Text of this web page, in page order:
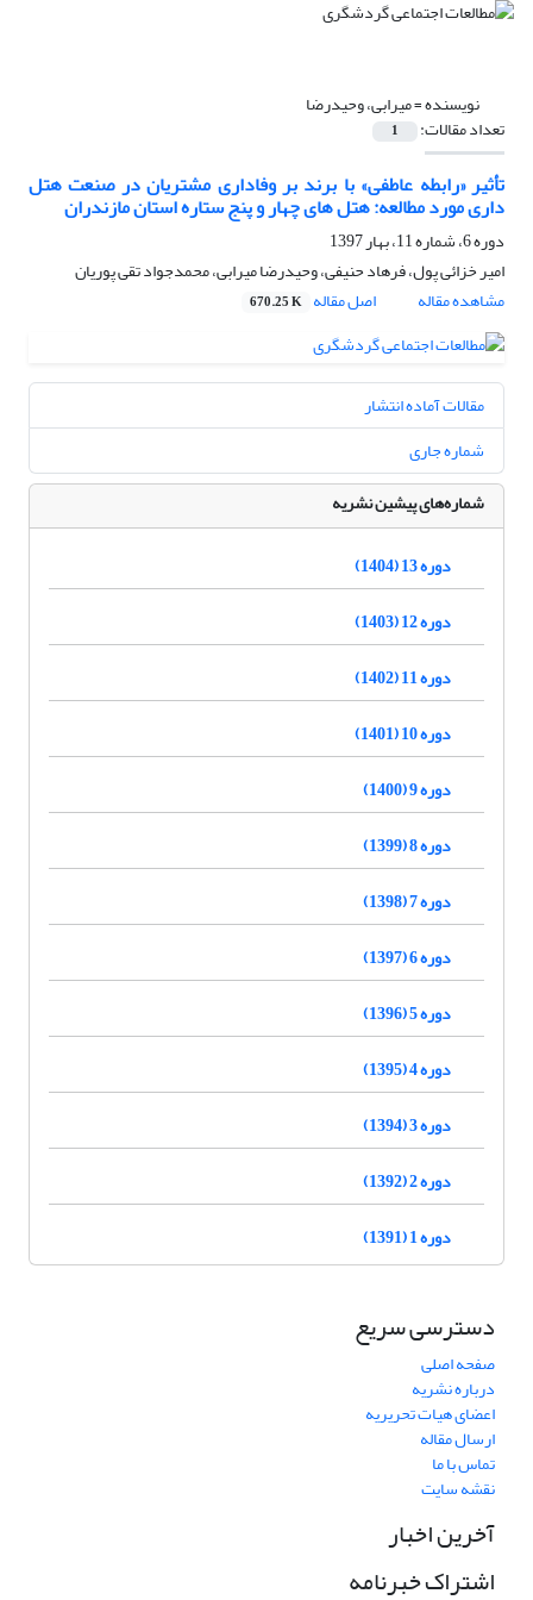
نویسنده =میرابی، وحیدرضا
تعداد مقالات: 1
تأثیر «رابطه عاطفی» با برند بر وفاداری مشتریان در صنعت هتل
داری مورد مطالعه: هتل های چهار و پنج ستاره استان مازندران
دوره 6، شماره 11، بهار 1397
امیر خزائی پول، فرهاد حنیفی، وحیدرضا میرابی، محمدجواد تقی پوریان
مشاهده مقاله
اصل مقاله 670.25 K
مقالات آماده انتشار
شماره جاری
شماره‌های پیشین نشریه
دوره 13 (1404)
دوره 12 (1403)
دوره 11 (1402)
دوره 10 (1401)
دوره 9 (1400)
دوره 8 (1399)
دوره 7 (1398)
دوره 6 (1397)
دوره 5 (1396)
دوره 4 (1395)
دوره 3 (1394)
دوره 2 (1392)
دوره 1 (1391)
دسترسی سریع
صفحه اصلی
درباره نشریه
اعضای هیات تحریریه
ارسال مقاله
تماس با ما
نقشه سایت
آخرین اخبار
اشتراک خبرنامه